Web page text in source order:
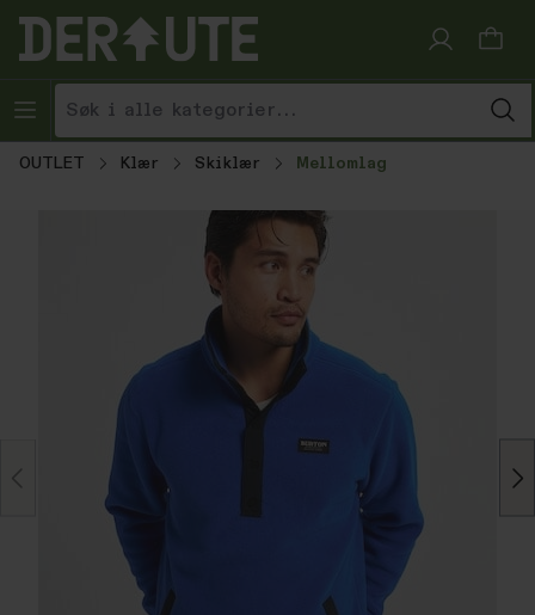
Hopp til innhold
OUTLET Klær Skiklær Mellomlag
Hopp over bildegalleri